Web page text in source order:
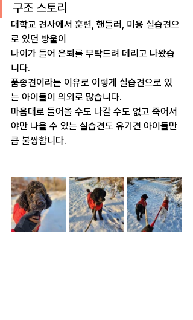
구조 스토리
대학교 견사에서 훈련, 핸들러, 미용 실습견으
로 있던 방울이
나이가 들어 은퇴를 부탁드려 데리고 나왔습
니다.
품종견이라는 이유로 이렇게 실습견으로 있
는 아이들이 의외로 많습니다.
마음대로 들어올 수도 나갈 수도 없고 죽어서
야만 나올 수 있는 실습견도 유기견 아이들만
큼 불쌍합니다.